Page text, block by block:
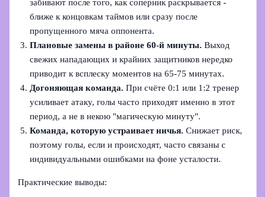
забивают после того, как соперник раскрывается -
ближе к концовкам таймов или сразу после
пропущенного мяча оппонента.
Плановые замены в районе 60‑й минуты. Выход
свежих нападающих и крайних защитников нередко
приводит к всплеску моментов на 65-75 минутах.
Догоняющая команда. При счёте 0:1 или 1:2 тренер
усиливает атаку, голы часто приходят именно в этот
период, а не в некою "магическую минуту".
Команда, которую устраивает ничья. Снижает риск,
поэтому голы, если и происходят, часто связаны с
индивидуальными ошибками на фоне усталости.
Практические выводы: